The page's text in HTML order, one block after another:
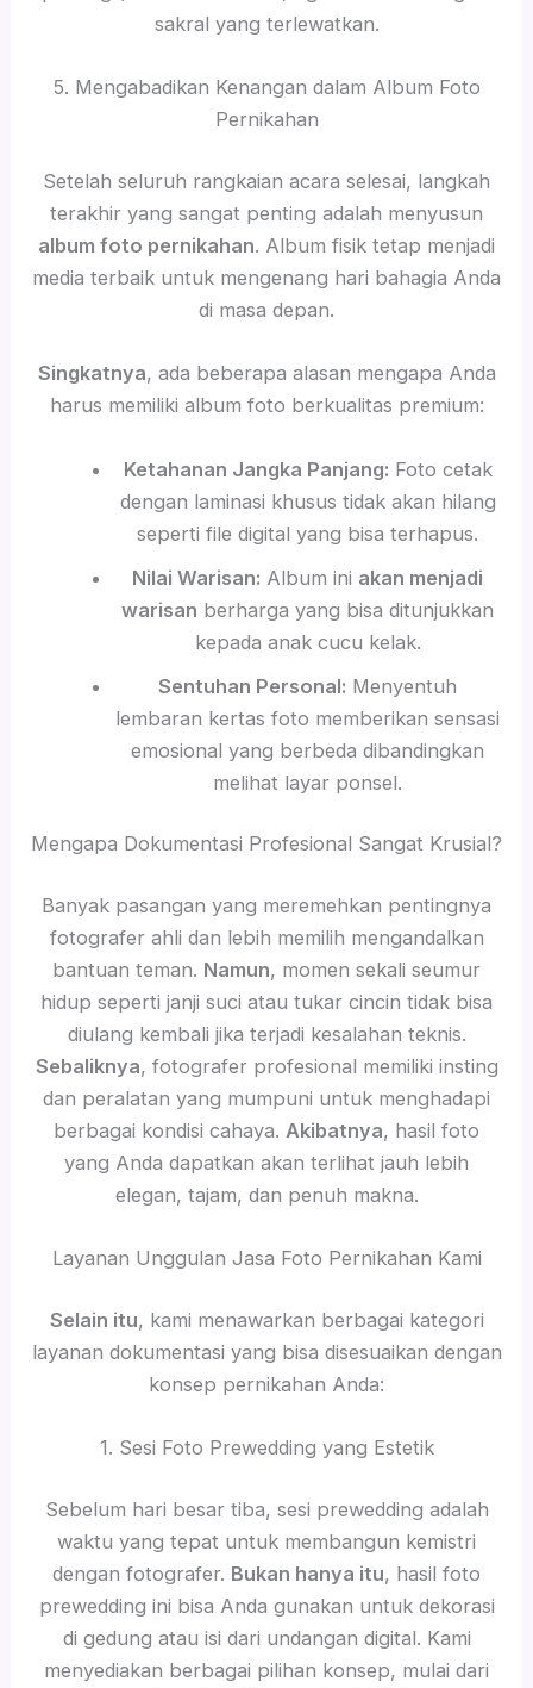
sakral yang terlewatkan.
5. Mengabadikan Kenangan dalam Album Foto
Pernikahan
Setelah seluruh rangkaian acara selesai, langkah
terakhir yang sangat penting adalah menyusun
album foto pernikahan. Album fisik tetap menjadi
media terbaik untuk mengenang hari bahagia Anda
di masa depan.
Singkatnya, ada beberapa alasan mengapa Anda
harus memiliki album foto berkualitas premium:
Ketahanan Jangka Panjang: Foto cetak
dengan laminasi khusus tidak akan hilang
seperti file digital yang bisa terhapus.
Nilai Warisan: Album ini akan menjadi
warisan berharga yang bisa ditunjukkan
kepada anak cucu kelak.
Sentuhan Personal: Menyentuh
lembaran kertas foto memberikan sensasi
emosional yang berbeda dibandingkan
melihat layar ponsel.
Mengapa Dokumentasi Profesional Sangat Krusial?
Banyak pasangan yang meremehkan pentingnya
fotografer ahli dan lebih memilih mengandalkan
bantuan teman. Namun, momen sekali seumur
hidup seperti janji suci atau tukar cincin tidak bisa
diulang kembali jika terjadi kesalahan teknis.
Sebaliknya, fotografer profesional memiliki insting
dan peralatan yang mumpuni untuk menghadapi
berbagai kondisi cahaya. Akibatnya, hasil foto
yang Anda dapatkan akan terlihat jauh lebih
elegan, tajam, dan penuh makna.
Layanan Unggulan Jasa Foto Pernikahan Kami
Selain itu, kami menawarkan berbagai kategori
layanan dokumentasi yang bisa disesuaikan dengan
konsep pernikahan Anda:
1. Sesi Foto Prewedding yang Estetik
Sebelum hari besar tiba, sesi prewedding adalah
waktu yang tepat untuk membangun kemistri
dengan fotografer. Bukan hanya itu, hasil foto
prewedding ini bisa Anda gunakan untuk dekorasi
di gedung atau isi dari undangan digital. Kami
menyediakan berbagai pilihan konsep, mulai dari